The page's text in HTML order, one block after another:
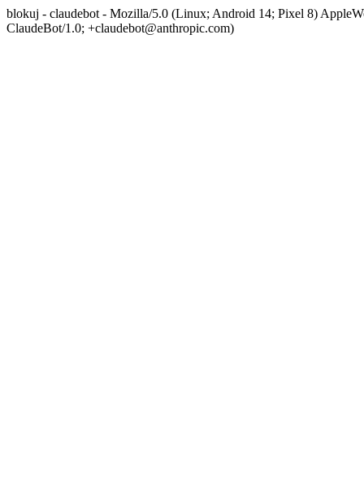
blokuj - claudebot - Mozilla/5.0 (Linux; Android 14; Pixel 8)
ClaudeBot/1.0; +claudebot@anthropic.com)